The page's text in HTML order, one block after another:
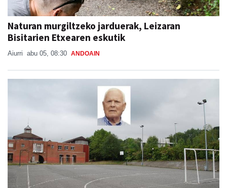
Naturan murgiltzeko jarduerak, Leizaran
Bisitarien Etxearen eskutik
Aiurri abu 05, 08:30 ANDOAIN